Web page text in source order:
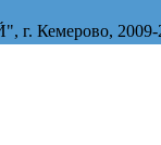
Кемерово, 2009-